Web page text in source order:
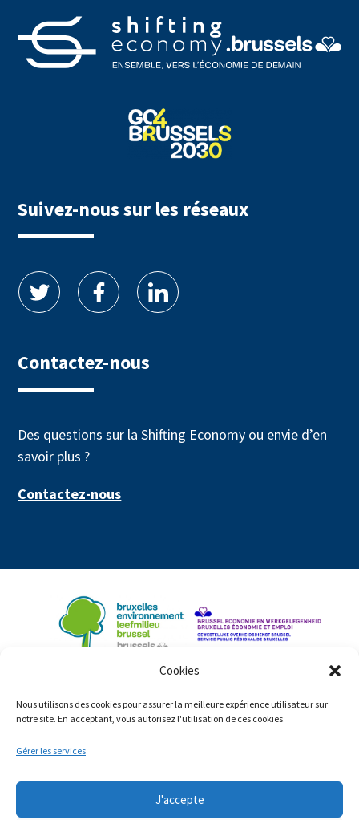
Cookies
Nous utilisons des cookies pour assurer la meilleure expérience utilisateur sur
notre site. En acceptant, vous autorisez l'utilisation de ces cookies.
Gérer les services
J'accepte
Suivez-nous sur les réseaux
Contactez-nous
Des questions sur la Shifting Economy ou envie d’en
savoir plus ?
Contactez-nous
© Copyright 2023: ShiftingEconomy.brussels